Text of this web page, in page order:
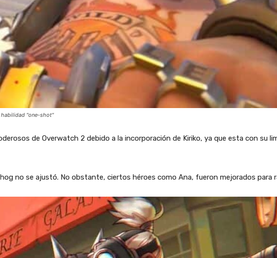
habilidad "one-shot"
de Overwatch 2 debido a la incorporación de Kiriko, ya que esta con su
no se ajustó. No obstante, ciertos héroes como Ana, fueron mejorados para